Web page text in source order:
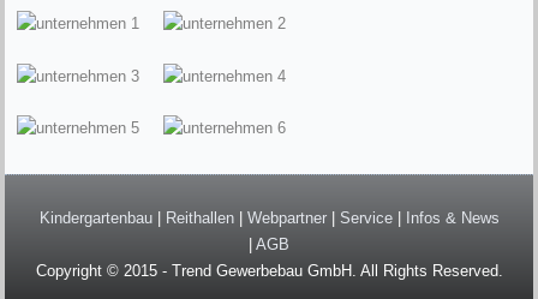
Kindergartenbau| Reithallen| Webpartner| Service|
Infos & News
AGB
Copyright © 2015 - Trend Gewerbebau GmbH. All Rights Reserved.